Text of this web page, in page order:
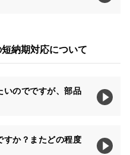
納期対応について
いのでですが、部品
すか？またどの程度